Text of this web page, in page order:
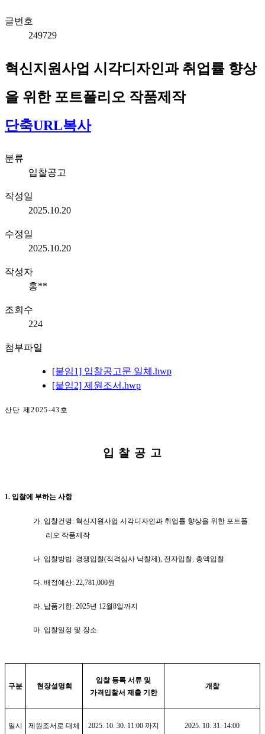
글번호
249729
혁신지원사업 시각디자인과 취업률 향상
을 위한 포트폴리오 작품제작
단축URL복사
분류
입찰공고
작성일
2025.10.20
수정일
2025.10.20
작성자
홍**
조회수
224
첨부파일
[붙임1] 입찰공고문 일체.hwp
[붙임2] 제원조서.hwp
산단 제2025-43 호
입 찰 공 고
1. 입찰에 부하는 사항
가. 입찰건명: 혁신지원사업 시각디자인과 취업률 향상을 위한 포트폴
리오 작품제작
나. 입찰방법: 경쟁입찰(적격심사 낙찰제), 전자입찰, 총액입찰
다. 배정예산: 22,781,000원
라. 납품기한: 2025년 12월8일까지
마. 입찰일정 및 장소
구분 현장설명회
입찰 등록 서류 및
가격입찰서 제출 기한
개찰
일시 제원조서로 대체 2025. 10. 30. 11:00 까지 2025. 10. 31. 14:00